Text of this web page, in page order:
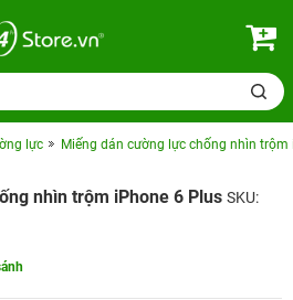
lực Miếng dán cường lực chống nhìn trộm
nhìn trộm iPhone 6 Plus SKU: